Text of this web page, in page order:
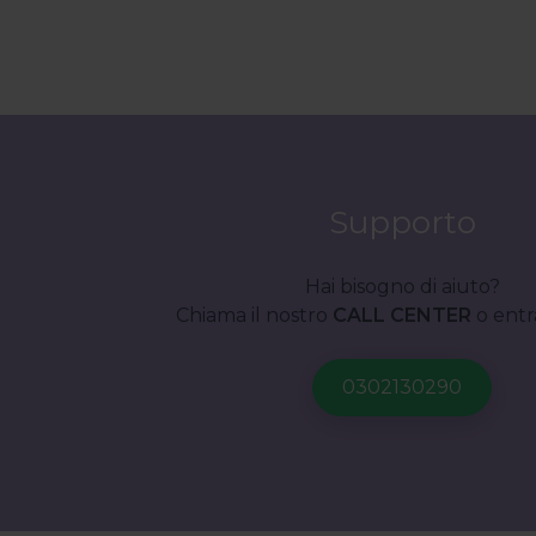
Supporto
Hai bisogno di aiuto?
Chiama il nostro CALL CENTER o